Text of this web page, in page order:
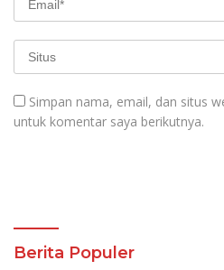
Simpan nama, email, dan situs
untuk komentar saya berikutnya.
Berita Populer